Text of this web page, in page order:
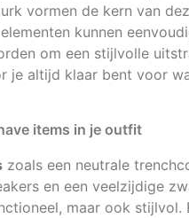
vormen de kern van
kunnen
om een stijlvolle
je altijd klaar bent voor
items in je outfit
zoals een neutrale
en een veelzijdige
maar ook stijlvol.